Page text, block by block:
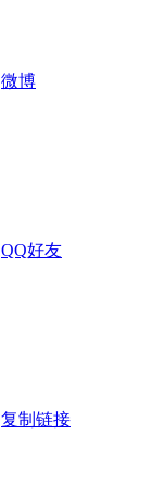
微博
QQ好友
复制链接